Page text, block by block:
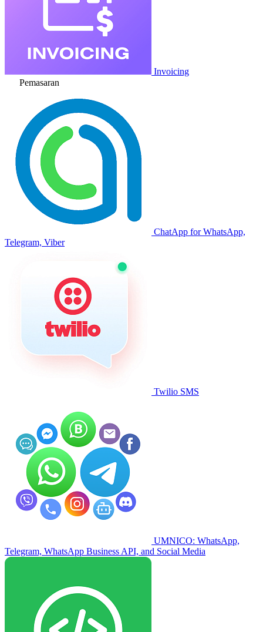
Invoicing
Pemasaran
ChatApp for WhatsApp,
Telegram, Viber
Twilio SMS
UMNICO: WhatsApp,
Telegram, WhatsApp Business API, and Social Media